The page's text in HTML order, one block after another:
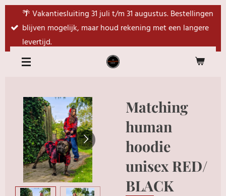
direct
de
hoofdinhoud
🌴 Vakantiesluiting 31 juli t/m 31 augustus. Bestellingen
blijven mogelijk, maar houd rekening met een langere
levertijd.
Matching
human
hoodie
unisex RED/
BLACK